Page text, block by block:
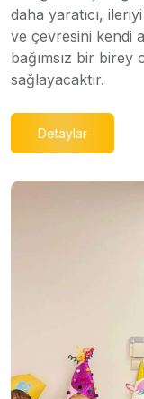
daha yaratıcı,
ve çevresini kendi
bağımsız bir birey
sağlayacaktır.
Detaylar